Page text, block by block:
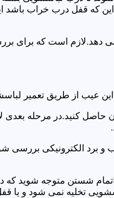
که قفل درب خراب باشد
دهد.لازم است که برای
عیب از طریق تعمیر
حاصل کنید.در مرحله
برد الکترونیکی بررسی
شستن متوجه شوید
تخلیه نمی شود و